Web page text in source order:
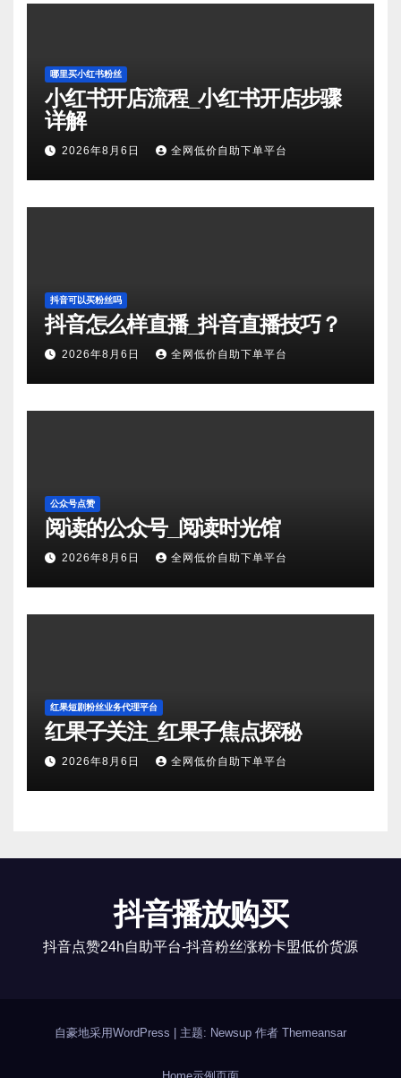
哪里买小红书粉丝
小红书开店流程_小红书开店步骤
详解
2026年8月6日 全网低价自助下单平台
抖音可以买粉丝吗
抖音怎么样直播_抖音直播技巧？
2026年8月6日 全网低价自助下单平台
公众号点赞
阅读的公众号_阅读时光馆
2026年8月6日 全网低价自助下单平台
红果短剧粉丝业务代理平台
红果子关注_红果子焦点探秘
2026年8月6日 全网低价自助下单平台
抖音播放购买
抖音点赞24h自助平台-抖音粉丝涨粉卡盟低价货源
自豪地采用WordPress 主题: Newsup 作者 Themeansar